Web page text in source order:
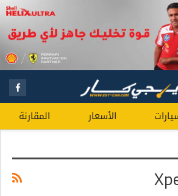
الأسعار المقارنة